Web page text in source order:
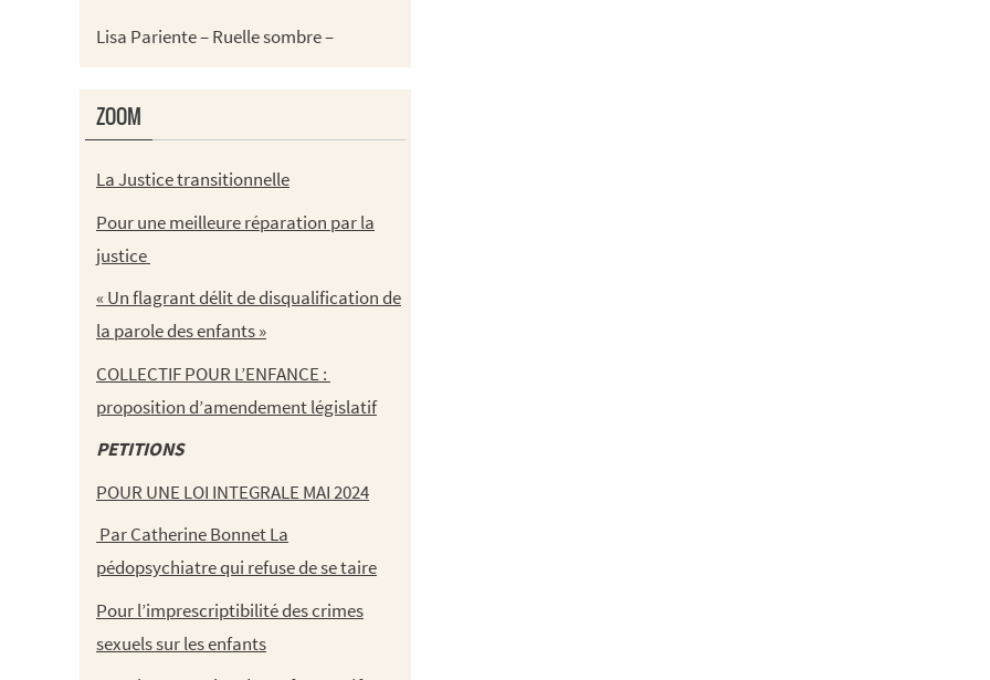
Lisa Pariente – Ruelle sombre –
ZOOM
La Justice transitionnelle
Pour une meilleure réparation par la
justice
« Un flagrant délit de disqualification de
la parole des enfants »
COLLECTIF POUR L’ENFANCE :
proposition d’amendement législatif
PETITIONS
POUR UNE LOI INTEGRALE MAI 2024
Par Catherine Bonnet La
pédopsychiatre qui refuse de se taire
Pour l’imprescriptibilité des crimes
sexuels sur les enfants